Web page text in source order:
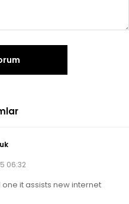
06:32
it assists new internet